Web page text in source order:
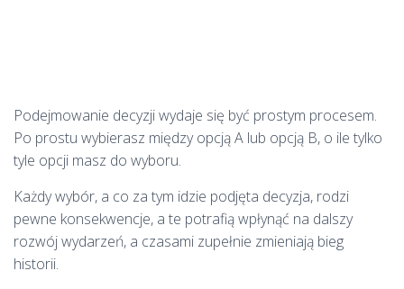
Podejmowanie decyzji wydaje się być prostym procesem.
Po prostu wybierasz między opcją A lub opcją B, o ile tylko
tyle opcji masz do wyboru.
Każdy wybór, a co za tym idzie podjęta decyzja, rodzi
pewne konsekwencje, a te potrafią wpłynąć na dalszy
rozwój wydarzeń, a czasami zupełnie zmieniają bieg
historii.